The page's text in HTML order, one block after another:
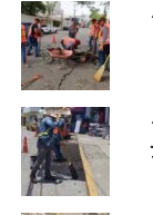
Asimismo,
una política de
bienestar de las